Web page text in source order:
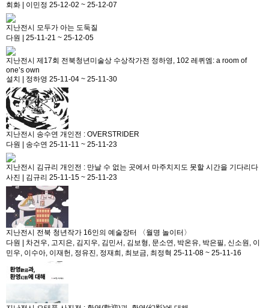
회화
이민정 25-12-02 ~ 25-12-07
지난전시
모두가 아는 도둑질
다원
25-11-21 ~ 25-12-05
지난전시 제17회 전북청년미술상 수상작가전 정하영, 102 레퀴엠: a room of
one’s own
설치
정하영 25-11-04 ~ 25-11-30
지난전시
송수연 개인전 : OVERSTRIDER
다원
송수연 25-11-11 ~ 25-11-23
지난전시
김규리 개인전 : 만날 수 없는 곳에서 마주치지도 못할 시간을 기다리다
사진
김규리 25-11-15 ~ 25-11-23
지난전시
전북 청년작가 16인의 예술장터 〈월명 놀이터〉
다원
차건우, 고지은, 김지우, 김민서, 김보형, 문소연, 박온유, 박은필, 신소원, 이
민우, 이수아, 이재헌, 정유진, 정재희, 최보금, 최정혁 25-11-08 ~ 25-11-16